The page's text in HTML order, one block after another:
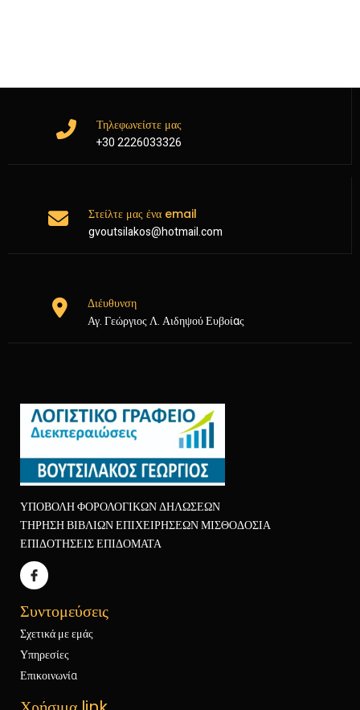
Τηλεφωνείστε μας
+30 2226033326
Στείλτε μας ένα email
gvoutsilakos@hotmail.com
Διέυθυνση
Αγ. Γεώργιος Λ. Αιδηψού Ευβοίας
ΥΠΟΒΟΛΗ ΦΟΡΟΛΟΓΙΚΩΝ ΔΗΛΩΣΕΩΝ
ΤΗΡΗΣΗ ΒΙΒΛΙΩΝ ΕΠΙΧΕΙΡΗΣΕΩΝ ΜΙΣΘΟΔΟΣΙΑ
ΕΠΙΔΟΤΗΣΕΙΣ ΕΠΙΔΟΜΑΤΑ
Συντομεύσεις
Σχετικά με εμάς
Υπηρεσίες
Επικοινωνία